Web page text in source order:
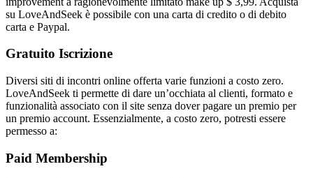
su LoveAndSeek è possibile con una carta di credito o di debito
carta e Paypal.
Gratuito Iscrizione
Diversi siti di incontri online offerta varie funzioni a costo zero.
LoveAndSeek ti permette di dare un’occhiata al clienti, formato e
funzionalità associato con il site senza dover pagare un premio per
un premio account. Essenzialmente, a costo zero, potresti essere
permesso a:
Paid Membership